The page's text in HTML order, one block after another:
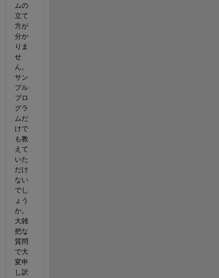
ムの
立て
方が
分か
りま
せ
ん。
サン
プル
プロ
グラ
ムだ
けで
も教
えて
いた
だけ
ない
でし
ょう
か。
大雑
把な
質問
で大
変申
し訳